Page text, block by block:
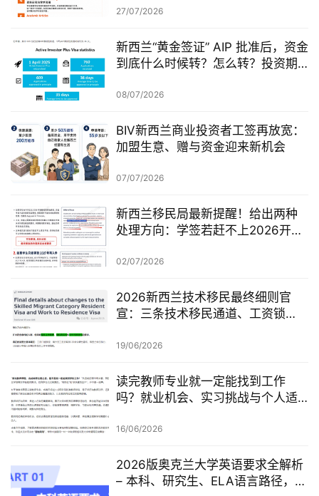
27/07/2026
新西兰“黄金签证” AIP 批准后，资金
到底什么时候转？怎么转？投资期
08/07/2026
BIV新西兰商业投资者工签再放宽：
加盟生意、赠与资金迎来新机会
07/07/2026
新西兰移民局最新提醒！给出两种
处理方向：学签若赶不上2026开
02/07/2026
2026新西兰技术移民最终细则官
宣：三条技术移民通道、工资锁
查一次梳理
19/06/2026
读完教师专业就一定能找到工作
吗？就业机会、实习挑战与个人适
16/06/2026
2026版奥克兰大学英语要求全解析
– 本科、研究生、ELA语言路径，一